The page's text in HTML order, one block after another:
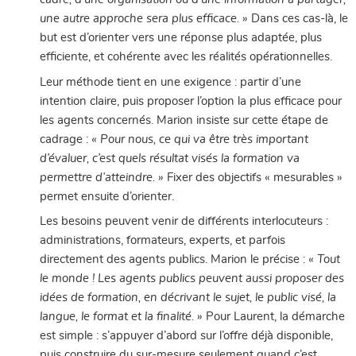
une autre approche sera plus efficace. » Dans ces cas-là, le
but est d’orienter vers une réponse plus adaptée, plus
efficiente, et cohérente avec les réalités opérationnelles.
Leur méthode tient en une exigence : partir d’une
intention claire, puis proposer l’option la plus efficace pour
les agents concernés. Marion insiste sur cette étape de
cadrage : « Pour nous, ce qui va être très important
d’évaluer, c’est quels résultat visés la formation va
permettre d’atteindre. » Fixer des objectifs « mesurables »
permet ensuite d’orienter.
Les besoins peuvent venir de différents interlocuteurs :
administrations, formateurs, experts, et parfois
directement des agents publics. Marion le précise : « Tout
le monde ! Les agents publics peuvent aussi proposer des
idées de formation, en décrivant le sujet, le public visé, la
langue, le format et la finalité. » Pour Laurent, la démarche
est simple : s’appuyer d’abord sur l’offre déjà disponible,